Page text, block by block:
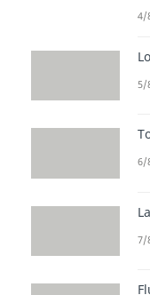
4/
5/
6/
7/